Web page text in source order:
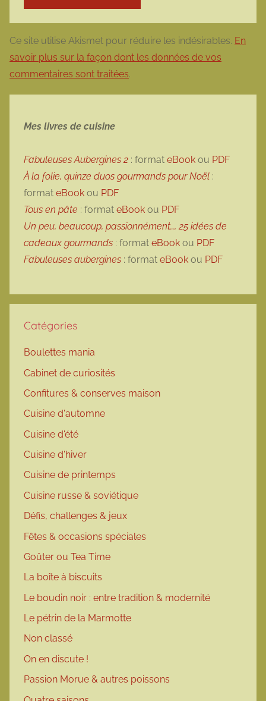
Ce site utilise Akismet pour réduire les indésirables. En
savoir plus sur la façon dont les données de vos
commentaires sont traitées.
Mes livres de cuisine
Fabuleuses Aubergines 2 : format eBook ou PDF
À la folie, quinze duos gourmands pour Noël :
format eBook ou PDF
Tous en pâte : format eBook ou PDF
Un peu, beaucoup, passionnément…, 25 idées de
cadeaux gourmands : format eBook ou PDF
Fabuleuses aubergines : format eBook ou PDF
Catégories
Boulettes mania
Cabinet de curiosités
Confitures & conserves maison
Cuisine d'automne
Cuisine d'été
Cuisine d'hiver
Cuisine de printemps
Cuisine russe & soviétique
Défis, challenges & jeux
Fêtes & occasions spéciales
Goûter ou Tea Time
La boîte à biscuits
Le boudin noir : entre tradition & modernité
Le pétrin de la Marmotte
Non classé
On en discute !
Passion Morue & autres poissons